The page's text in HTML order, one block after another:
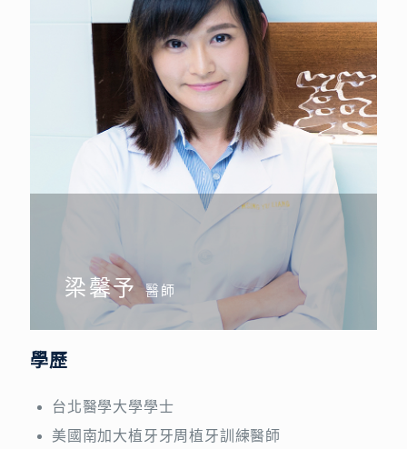
梁馨予醫師
學歷
台北醫學大學學士
美國南加大植牙牙周植牙訓練醫師